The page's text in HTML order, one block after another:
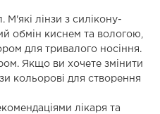
М'які лінзи з силікону-
обмін киснем та вологою,
для тривалого носіння.
Якщо ви хочете змінити
кольорові для створення
лікаря та